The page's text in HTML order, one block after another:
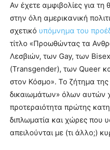
Αν έχετε αμφιβολίες για
στην όλη αμερικανική
σχετικό υπόμνημα του
τίτλο «Προωθώντας τα
Λεσβιών, των Gay, των
(Transgender), των Queer
στον Κόσμο». Το ζήτημα
δικαιωμάτων» όλων αυτών
προτεραιότητα πρώτης
διπλωματία και χώρες που
απειλούνται με (τι άλλο;)